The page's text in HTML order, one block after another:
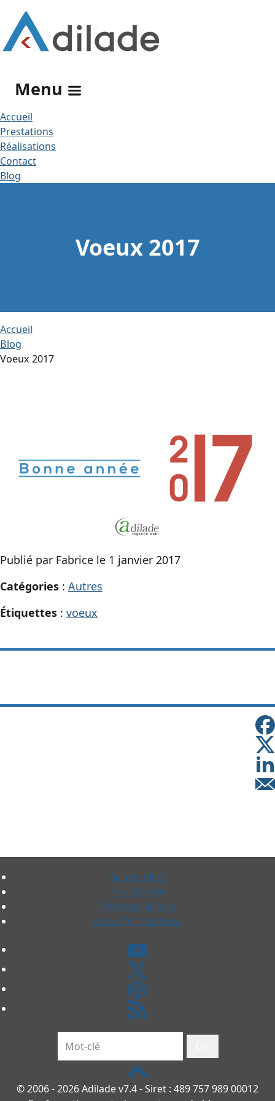
Menu
Accueil
Prestations
Réalisations
Contact
Blog
Voeux 2017
Accueil
Blog
Voeux 2017
Publié par Fabrice le 1 janvier 2017
Catégories : Autres
Étiquettes : voeux
Accessibilité
Plan du site
Mentions légales
Liste d'abréviations
© 2006 - 2026 Adilade v7.4 - Siret : 489 757 989 00012